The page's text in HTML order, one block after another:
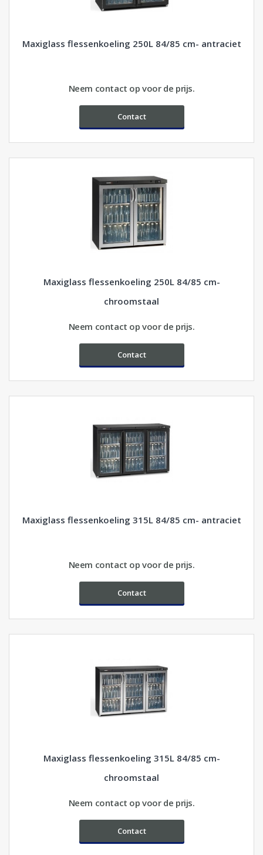
Maxiglass flessenkoeling 250L 84/85 cm- antraciet
Neem contact op voor de prijs.
Contact
Maxiglass flessenkoeling 250L 84/85 cm-
chroomstaal
Neem contact op voor de prijs.
Contact
Maxiglass flessenkoeling 315L 84/85 cm- antraciet
Neem contact op voor de prijs.
Contact
Maxiglass flessenkoeling 315L 84/85 cm-
chroomstaal
Neem contact op voor de prijs.
Contact